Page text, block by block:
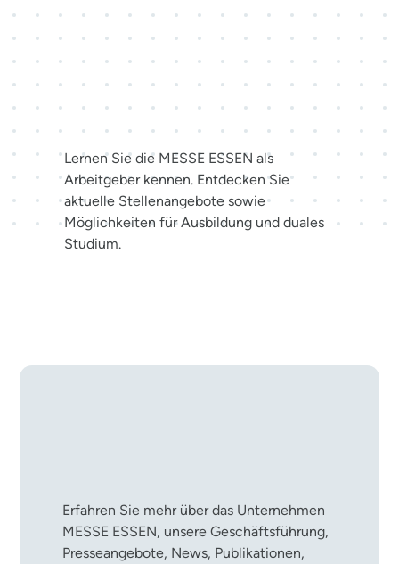
Karriere bei der MESSE
Lernen Sie die MESSE ESSEN als
Arbeitgeber kennen. Entdecken Sie
aktuelle Stellenangebote sowie
Möglichkeiten für Ausbildung und duales
Studium.
Erfahren Sie mehr über das Unternehmen
MESSE ESSEN, unsere Geschäftsführung,
Presseangebote, News, Publikationen,